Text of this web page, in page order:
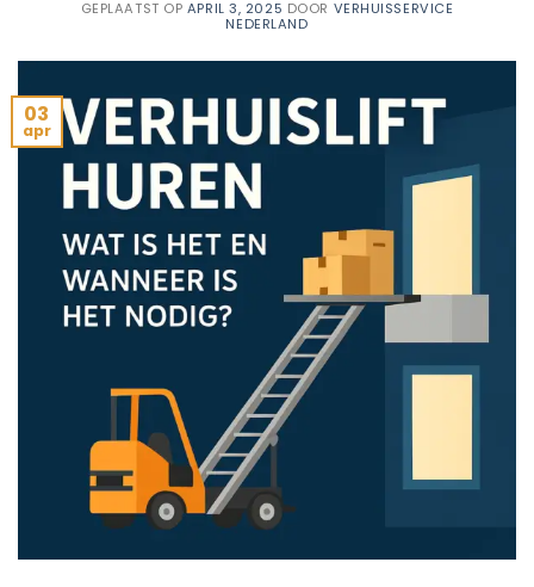
GEPLAATST OP APRIL 3, 2025 DOOR VERHUISSERVICE
NEDERLAND
03
apr